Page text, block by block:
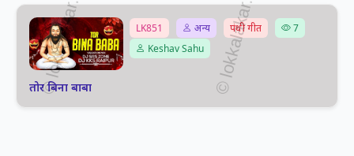
LK851 अन्य पंथी गीत
7
Keshav Sahu
तोर बिना बाबा